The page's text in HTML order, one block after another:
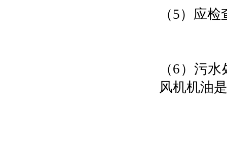
（5）应检
（6 ）污
风机机油